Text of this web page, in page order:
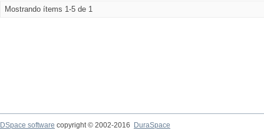
Mostrando ítems 1-5 de 1
DSpace software copyright © 2002-2016
DuraSpace